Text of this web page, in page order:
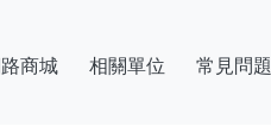
商城 相關單位 常見問題